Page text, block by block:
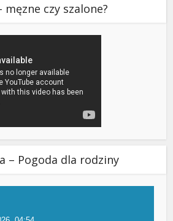
męzne czy szalone?
– Pogoda dla rodziny